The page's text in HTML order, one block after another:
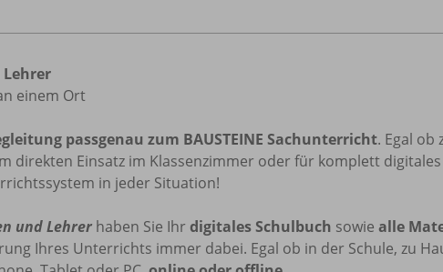
einem Ort
passgenau zum BAUSTEINE Sachunterricht. Egal ob
direkten Einsatz im Klassenzimmer oder für komplett digitales
in jeder Situation!
und Lehrer haben Sie Ihr digitales Schulbuch sowie alle
Ihres Unterrichts immer dabei. Egal ob in der Schule, zu